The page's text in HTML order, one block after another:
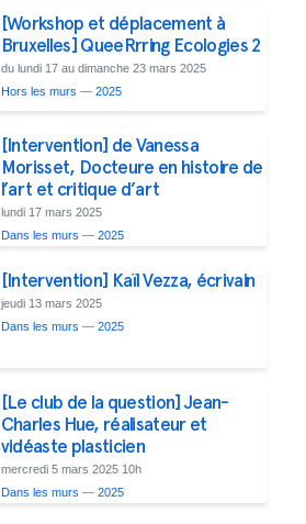
[Workshop et déplacement à
Bruxelles] QueeRrring Ecologies 2
du lundi 17 au dimanche 23 mars 2025
Hors les murs — 2025
[Intervention] de Vanessa
Morisset, Docteure en histoire de
l’art et critique d’art
lundi 17 mars 2025
Dans les murs — 2025
[Intervention] Kaïl Vezza, écrivain
jeudi 13 mars 2025
Dans les murs — 2025
[Le club de la question] Jean-
Charles Hue, réalisateur et
vidéaste plasticien
mercredi 5 mars 2025 10h
Dans les murs — 2025